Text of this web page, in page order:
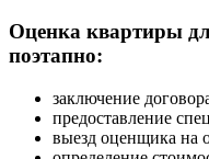
Оценка квартиры
поэтапно:
заключение
предоставление
выезд оценщика на